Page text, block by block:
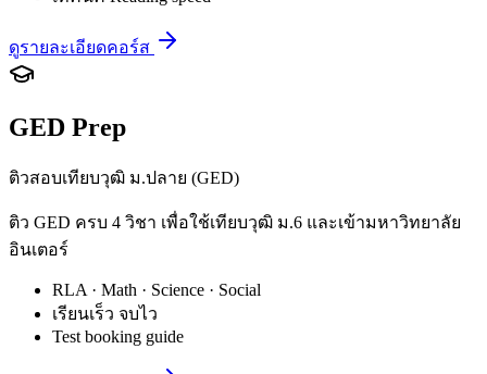
ดูรายละเอียดคอร์ส
GED Prep
ติวสอบเทียบวุฒิ ม.ปลาย (GED)
ติว GED ครบ 4 วิชา เพื่อใช้เทียบวุฒิ ม.6 และเข้ามหาวิทยาลัย
อินเตอร์
RLA · Math · Science · Social
เรียนเร็ว จบไว
Test booking guide